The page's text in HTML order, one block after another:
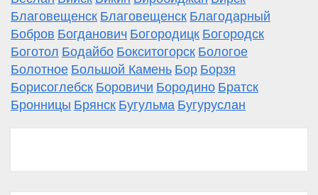
Благовещенск Благовещенск Благодарный
Бобров Богданович Богородицк Богородск
Боготол Бодайбо Бокситогорск Бологое
Болотное Большой Камень Бор Борзя
Борисоглебск Боровичи Бородино Братск
Бронницы Брянск Бугульма Бугуруслан